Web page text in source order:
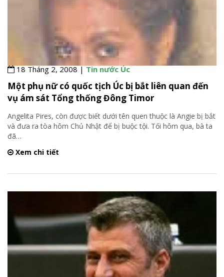
18 Tháng 2, 2008 |Tin nước Úc
Một phụ nữ có quốc tịch Úc bị bắt liên quan đến
vụ ám sát Tổng thống Đông Timor
Angelita Pires, còn được biết dưới tên quen thuộc là Angie bị bắt
và đưa ra tòa hôm Chủ Nhật để bị buộc tội. Tối hôm qua, bà ta
đã…
Xem chi tiết